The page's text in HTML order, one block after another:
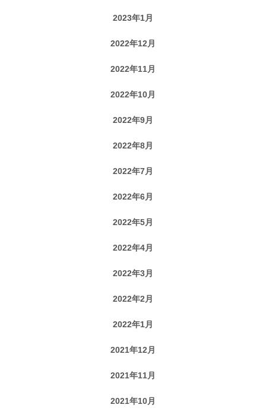
2023年1月
2022年12月
2022年11月
2022年10月
2022年9月
2022年8月
2022年7月
2022年6月
2022年5月
2022年4月
2022年3月
2022年2月
2022年1月
2021年12月
2021年11月
2021年10月